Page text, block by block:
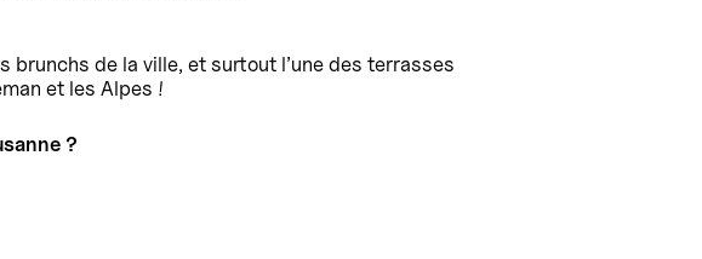
brunchs de la ville, et surtout l’une des terrasses
et les Alpes !
?